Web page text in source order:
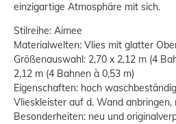
einzigartige Atmosphäre mit sich.
Stilreihe: Aimee
Materialwelten: Vlies mit glatter
Größenauswahl: 2,70 x 2,12 m (4
2,12 m (4 Bahnen à 0,53 m)
Eigenschaften: hoch
Vlieskleister auf d. Wand
Besonderheiten: neu und